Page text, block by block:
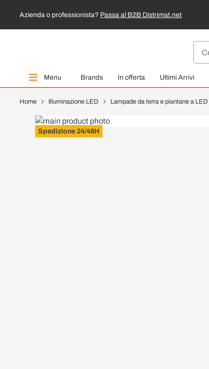
Azienda o professionista? Passa al B2B Distrimat.net
Menu Brands In offerta Ultimi Arrivi
Home Illuminazione LED Lampade da terra e piantane a LED
Spedizione 24/48H